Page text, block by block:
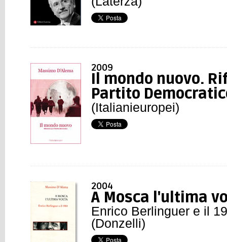
2009
Il mondo nuovo.
Partito
(Italianieuropei)
2004
A Mosca l'ultima
Enrico Berlinguer e il
(Donzelli)